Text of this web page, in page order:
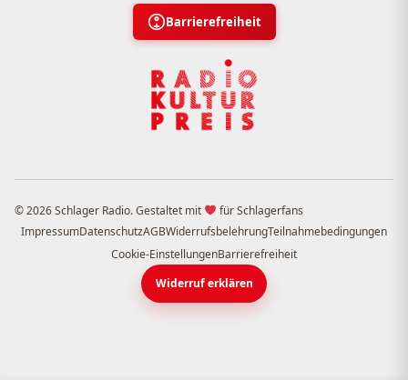
Barrierefreiheit
© 2026 Schlager Radio. Gestaltet mit
für Schlagerfans
ImpressumDatenschutzAGBWiderrufsbelehrungTeilnahmebedingungen
Cookie-EinstellungenBarrierefreiheit
Widerruf erklären